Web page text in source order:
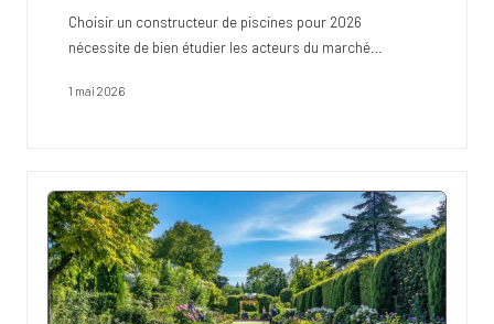
Choisir un constructeur de piscines pour 2026
nécessite de bien étudier les acteurs du marché…
1 mai 2026